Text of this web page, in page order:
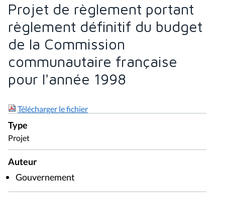
Projet de règlement portant
règlement définitif du budget
de la Commission
communautaire française
pour l'année 1998
Télécharger le fichier
Type
Projet
Auteur
Gouvernement